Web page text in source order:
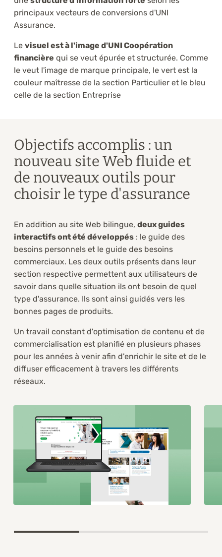
principaux vecteurs de conversions d'UNI
Assurance.
Le visuel est à l'image d'UNI Coopération
financière qui se veut épurée et structurée. Comme
le veut l'image de marque principale, le vert est la
couleur maîtresse de la section Particulier et le bleu
celle de la section Entreprise
Objectifs accomplis : un
nouveau site Web fluide et
de nouveaux outils pour
choisir le type d'assurance
En addition au site Web bilingue, deux guides
interactifs ont été développés : le guide des
besoins personnels et le guide des besoins
commerciaux. Les deux outils présents dans leur
section respective permettent aux utilisateurs de
savoir dans quelle situation ils ont besoin de quel
type d'assurance. Ils sont ainsi guidés vers les
bonnes pages de produits.
Un travail constant d'optimisation de contenu et de
commercialisation est planifié en plusieurs phases
pour les années à venir afin d'enrichir le site et de le
diffuser efficacement à travers les différents
réseaux.